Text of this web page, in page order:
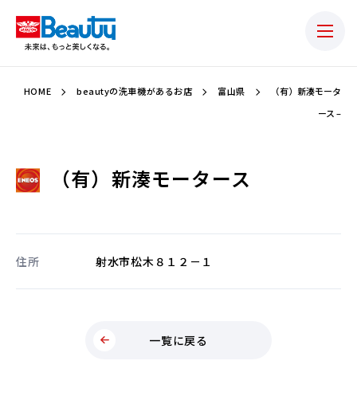
HOME beautyの洗車機があるお店 富山県
（有）新湊モータ
ース –
（有）新湊モータース
住所 射水市松木８１２－１
一覧に戻る